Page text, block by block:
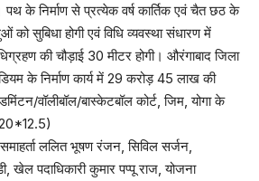
के निर्माण से प्रत्येक वर्ष कार्तिक एवं चैत छठ के
को सुबिधा होगी एवं विधि व्यवस्था संधारण में
की चौड़ाई 30 मीटर होगी। औरंगाबाद जिला
के निर्माण कार्य में 29 करोड़ 45 लाख की
वॉलीबॉल/बास्केटबॉल कोर्ट, जिम, योगा के
ललित भूषण रंजन, सिविल सर्जन,
खेल पदाधिकारी कुमार पप्पू राज, योजना